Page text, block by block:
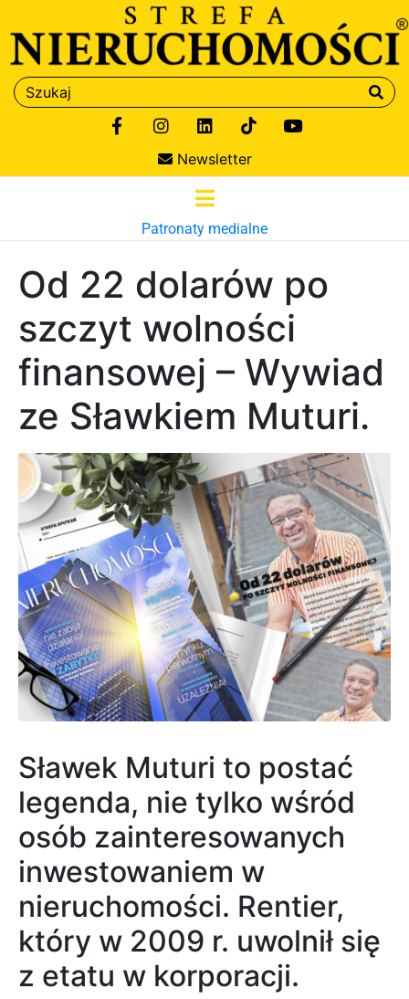
Newsletter
Patronaty medialne
Od 22 dolarów po
szczyt wolności
finansowej – Wywiad
ze Sławkiem Muturi.
Sławek Muturi to postać
legenda, nie tylko wśród
osób zainteresowanych
inwestowaniem w
nieruchomości. Rentier,
który w 2009 r. uwolnił się
z etatu w korporacji.